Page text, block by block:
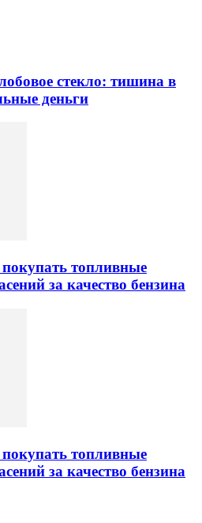
стекло: тишина в
деньги
топливные
за качество бензина
топливные
за качество бензина